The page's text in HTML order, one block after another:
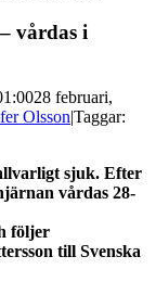
vårdas i
28 februari,
Olsson|Taggar:
sjuk. Efter
vårdas 28-
följer
till Svenska